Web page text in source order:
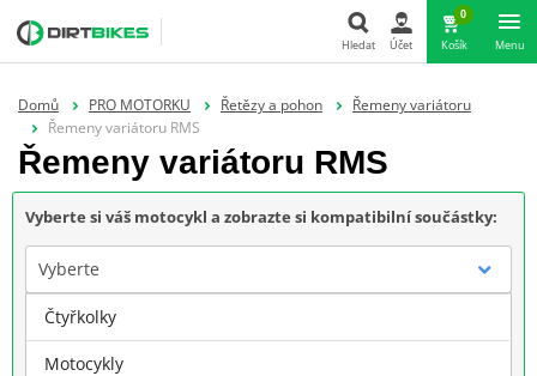
Hledat
Hledat Účet
0
Košík Menu
Domů PRO MOTORKU Řetězy a pohon
Řemeny variátoru
Řemeny variátoru RMS
Řemeny variátoru RMS
Vyberte si váš motocykl a zobrazte si kompatibilní součástky:
Vyberte
Značka
Čtyřkolky
Motocykly